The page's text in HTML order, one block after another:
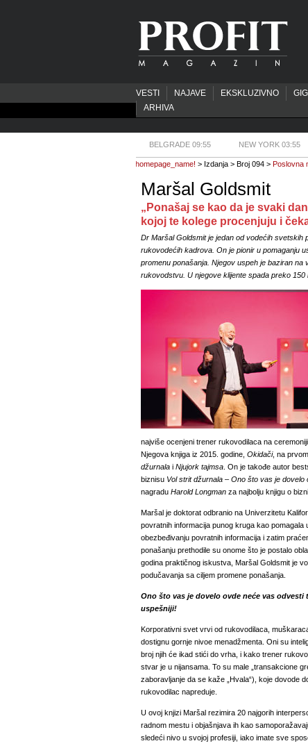
VESTI NAJAVE EKSKLUZIVNO
ARHIVA
BELGRADE 09:55 NEW YORK 03:55
homepage_name! > Izdanja > Broj 094 > Poslovna
Maršal Goldsmit
„Ponašaj se kao da je svaki
kojoj te kolege procenjuju i
Dr Maršal Goldsmit je jedan od vodećih
rukovodećih kadrova. On je pionir u pomaganju
promenu ponašanja. Njegov uspeh je baziran
rukovodstvu. U njegove klijente spada preko 150
najviše ocenjeni trener rukovodilaca na
Njegova knjiga iz 2015. godine, Okidači, na
džurnala i Njujork tajmsa . On je takođe autor
biznisu Vol strit džurnala – Ono što vas je dovelo
nagradu Harold Longman za najbolju knjigu o
Maršal je doktorat odbranio na Univerzitetu
povratnih informacija punog kruga kao
obezbeđivanju povratnih informacija i zatim
ponašanju prethodile su onome što je postalo
godina praktičnog iskustva, Maršal Goldsmit je
podučavanja sa ciljem promene ponašanja.
Ono što vas je dovelo ovde neće vas
uspešniji!
Korporativni svet vrvi od rukovodilaca,
dostignu gornje nivoe menadžmenta. Oni su
broj njih će ikad stići do vrha, i kako trener
stvar je u nijansama. To su male „transakcione
zaboravljanje da se kaže „Hvala“), koje dovode
rukovodilac napreduje.
U ovoj knjizi Maršal rezimira 20 najgorih
radnom mestu i objašnjava ih kao
sledeći nivo u svojoj profesiji, iako imate sve